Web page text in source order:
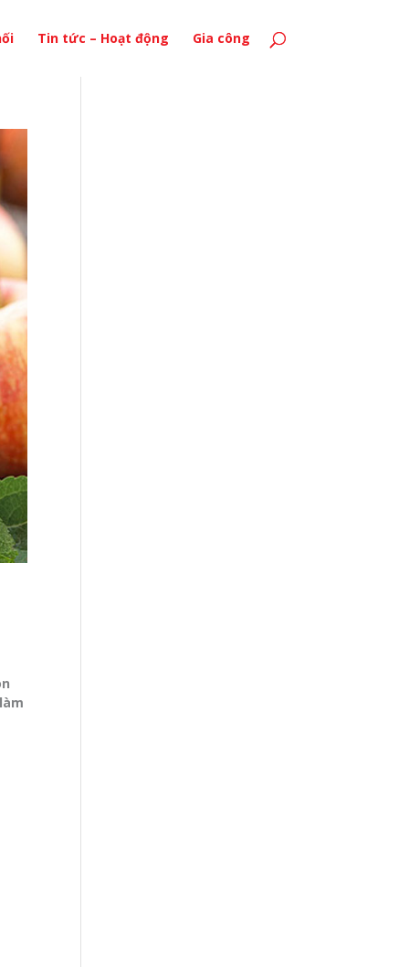
Tin tức – Hoạt động Gia công